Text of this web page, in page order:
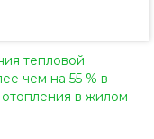
тепловой
чем на 55 % в
в жилом